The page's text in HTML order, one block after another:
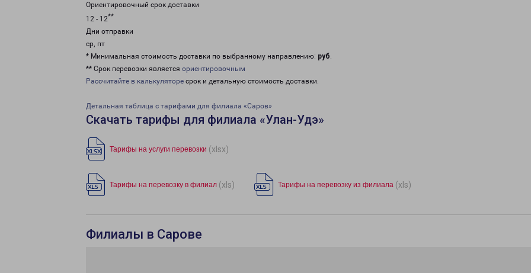
Ориентировочный срок доставки
12 - 12**
Дни отправки
ср, пт
* Минимальная стоимость доставки по выбранному направлению: руб.
** Срок перевозки является ориентировочным
Рассчитайте в калькуляторе срок и детальную стоимость доставки.
Детальная таблица с тарифами для филиала «Саров»
Скачать тарифы для филиала «Улан-Удэ»
Тарифы на услуги перевозки (xlsx)
Тарифы на перевозку в филиал (xls) Тарифы на перевозку из филиала (xls)
Филиалы в Сарове